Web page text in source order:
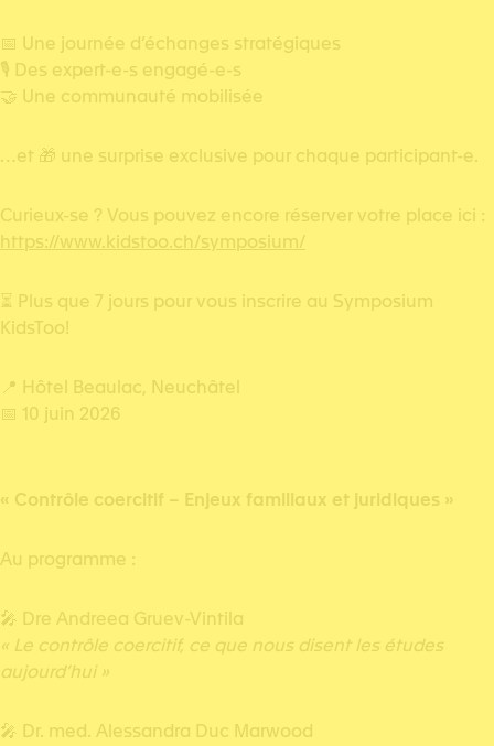
📅 Une journée d’échanges stratégiques
🎙️ Des expert-e-s engagé-e-s
🤝 Une communauté mobilisée
…et 🎁 une surprise exclusive pour chaque participant-e.
Curieux-se ? Vous pouvez encore réserver votre place ici :
https://www.kidstoo.ch/symposium/
⏳ Plus que 7 jours pour vous inscrire au Symposium
KidsToo!
📍 Hôtel Beaulac, Neuchâtel
📅 10 juin 2026
« Contrôle coercitif – Enjeux familiaux et juridiques »
Au programme :
🎤 Dre Andreea Gruev-Vintila
« Le contrôle coercitif, ce que nous disent les études
aujourd’hui »
🎤 Dr. med. Alessandra Duc Marwood